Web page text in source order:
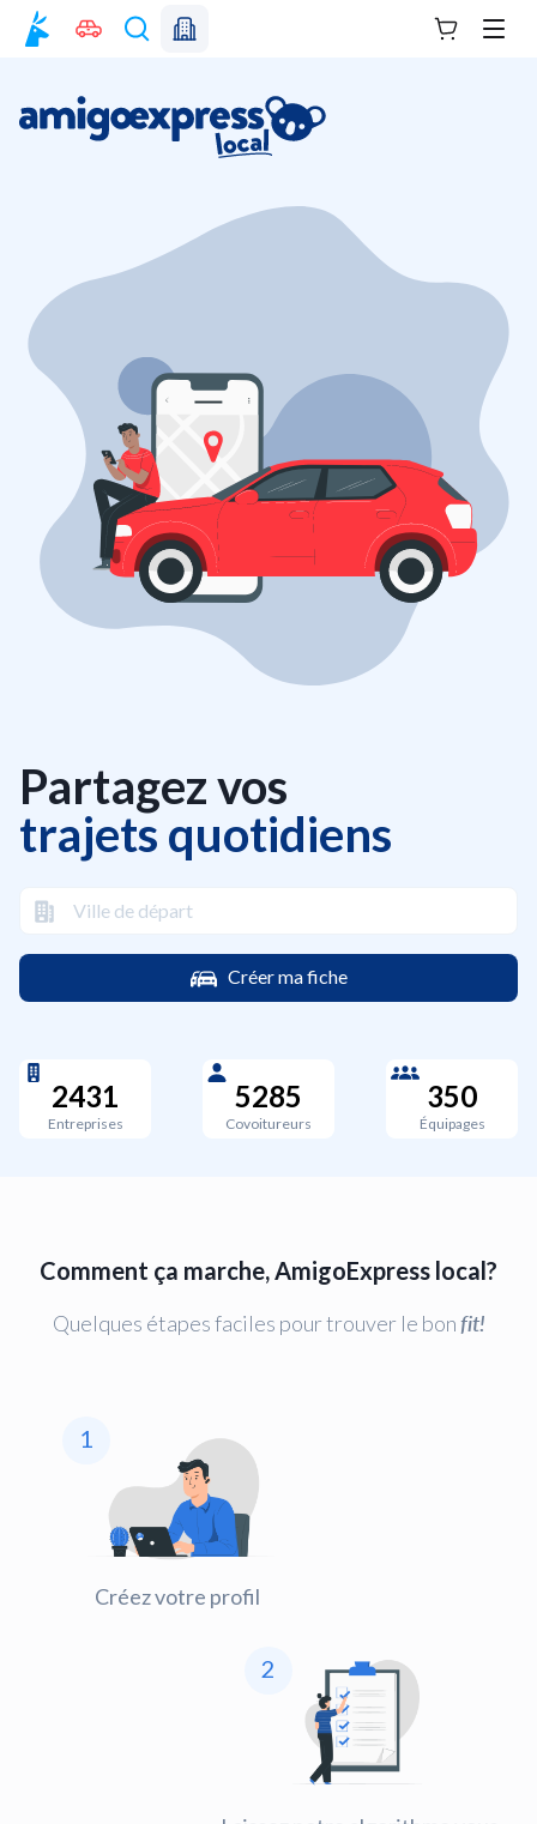
Votre panier
Partagez vos
trajets quotidiens
Créer ma fiche
2431
Entreprises
5285
Covoitureurs
350
Équipages
Comment ça marche, AmigoExpress local?
Quelques étapes faciles pour trouver le bonfit!
1
Créez votre profil
2